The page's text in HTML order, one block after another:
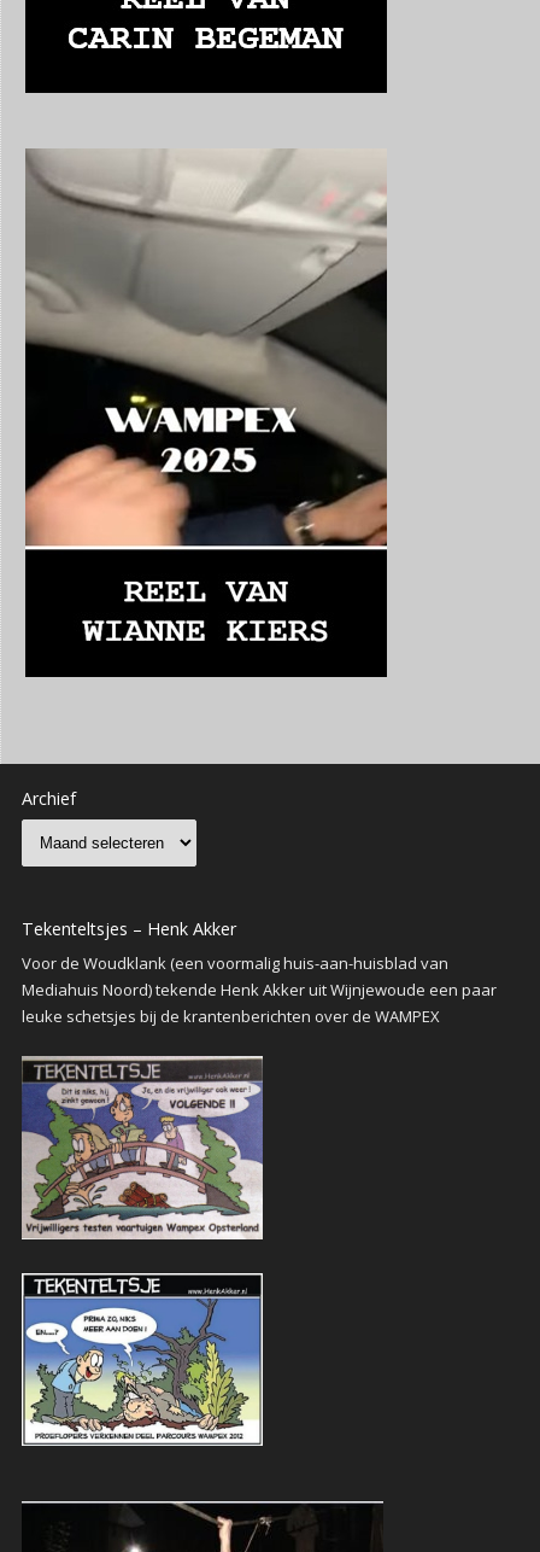
Archief
Tekenteltsjes – Henk Akker
Voor de Woudklank (een voormalig huis-aan-huisblad van
Mediahuis Noord) tekende Henk Akker uit Wijnjewoude een paar
leuke schetsjes bij de krantenberichten over de WAMPEX